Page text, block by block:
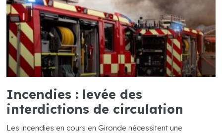
Incendies : levée des
interdictions de circulation
Les incendies en cours en Gironde nécessitent une